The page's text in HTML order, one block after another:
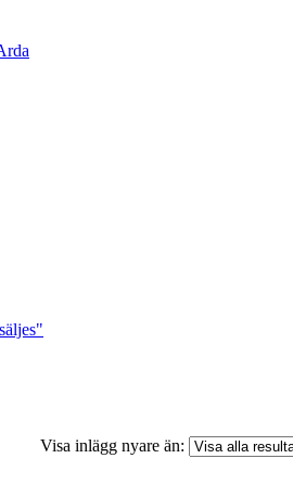
Visa inlägg nyare än: